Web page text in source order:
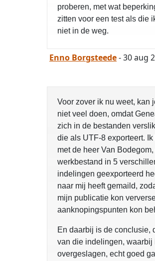
proberen, met wat
zitten voor een test als die
niet in de weg.
Enno Borgsteede- 30 aug
Voor zover ik nu weet, kan
niet veel doen, omdat
zich in de bestanden
die als UTF-8 exporteert.
met de heer Van
werkbestand in 5
indelingen geexporteerd
naar mij heeft gemaild,
mijn publicatie kon
aanknopingspunten kon
En daarbij is de conclusie,
van die indelingen, waarbij
overgeslagen, echt goed